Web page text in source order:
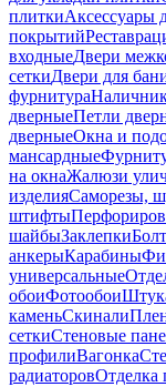
плиткиАксессуары
покрытий
входныеДвери
сеткиДвери для
фурнитура
дверныеПетли
дверныеОкна и
мансардные
на окнаЖалюзи
изделияСаморезы,
штифты
шайбыЗаклепки
анкерыКарабины
универсальные
обоиФотообои
каменьСкинали
сеткиСтеновые
профилиВагонка
радиаторовОтделка